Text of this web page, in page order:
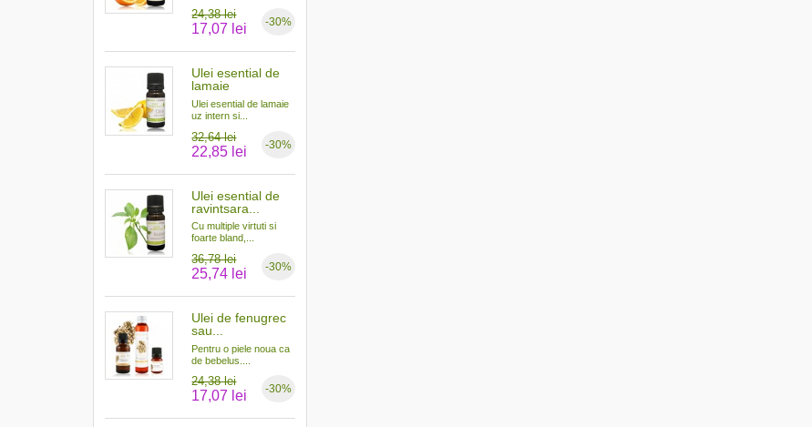
24,38 lei
-30%
17,07 lei
Ulei esential de
lamaie
Ulei esential de lamaie
uz intern si...
32,64 lei
-30%
22,85 lei
Ulei esential de
ravintsara...
Cu multiple virtuti si
foarte bland,...
36,78 lei
-30%
25,74 lei
Ulei de fenugrec
sau...
Pentru o piele noua ca
de bebelus....
24,38 lei
-30%
17,07 lei